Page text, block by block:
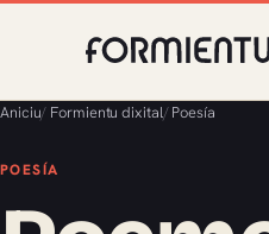
Aniciu/ Formientu dixital/ Poesía
POESÍA